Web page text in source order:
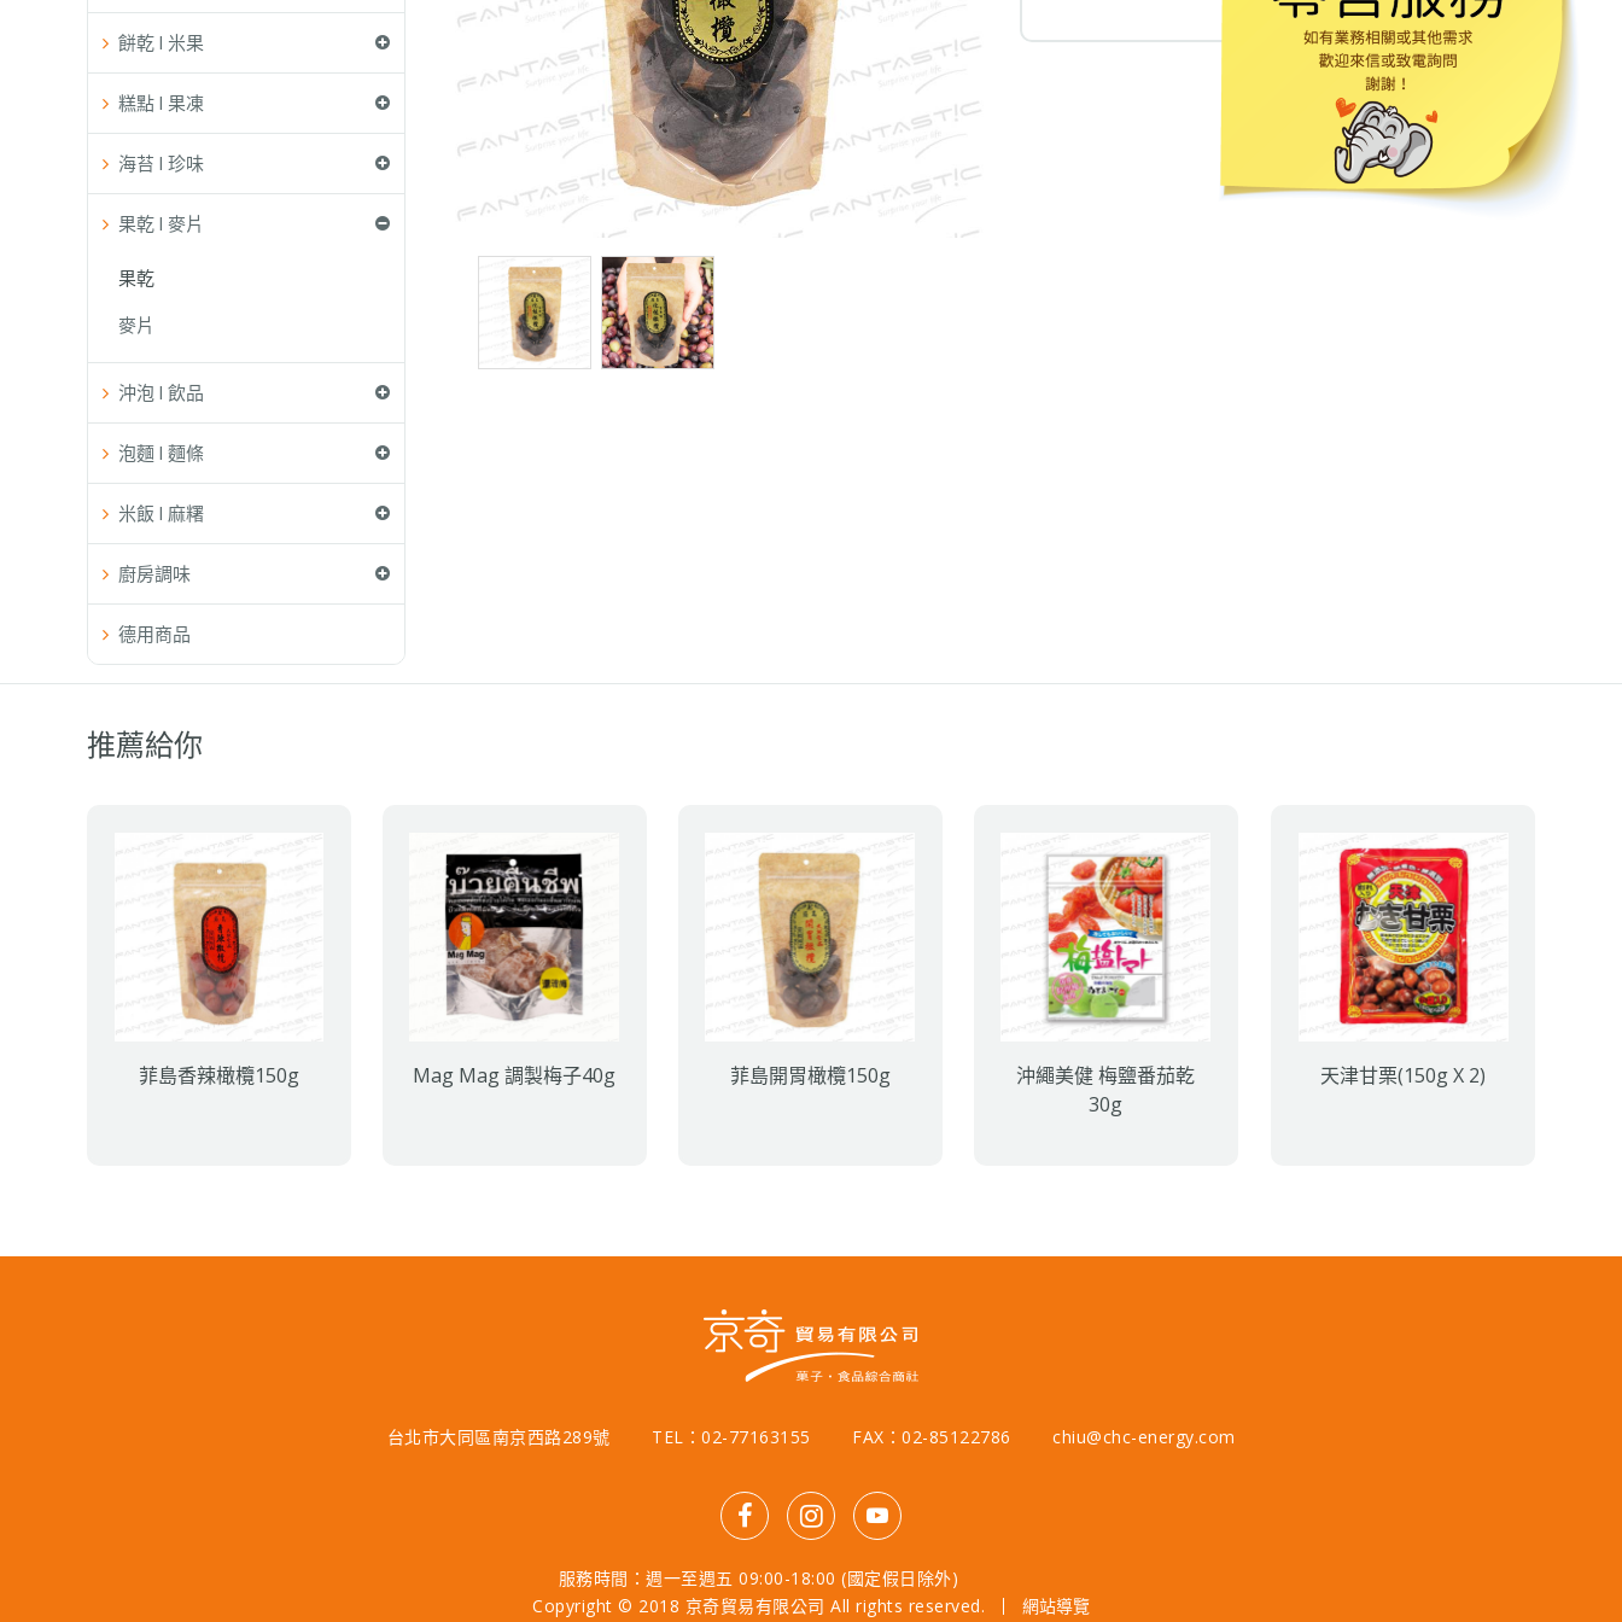
餅乾 l 米果
糕點 l 果凍
海苔 l 珍味
果乾 l 麥片
果乾
麥片
沖泡 l 飲品
泡麵 l 麵條
米飯 l 麻糬
廚房調味
德用商品
推薦給你
菲島香辣橄欖150g Mag Mag 調製梅子40g 菲島開胃橄欖150g
沖繩美健 梅鹽番茄乾
30g
天津甘栗(150g X 2)
台北市大同區南京西路289號 TEL：02-77163155 FAX：02-85122786 chiu@chc-energy.com
服務時間：週一至週五 09:00-18:00 (國定假日除外)
Copyright © 2018 京奇貿易有限公司 All rights reserved.
網站導覽